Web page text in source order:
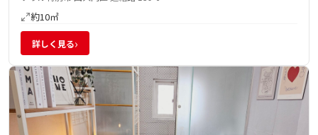
約10㎡
詳しく見る›